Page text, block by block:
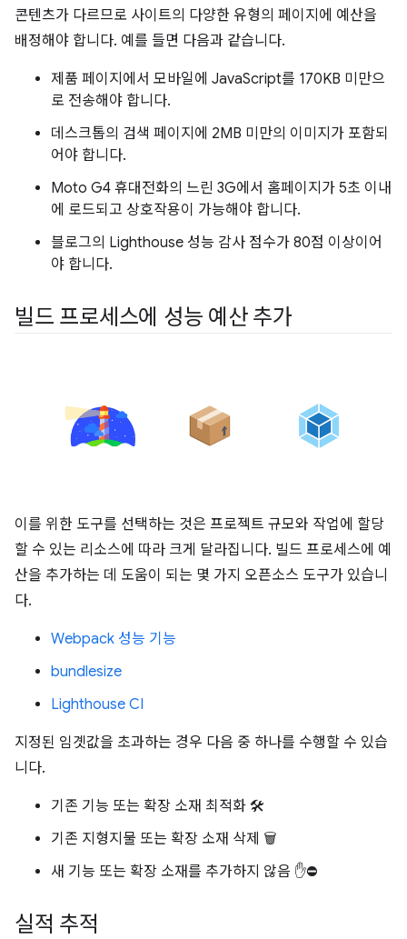
콘텐츠가 다르므로 사이트의 다양한 유형의 페이지에 예산을
배정해야 합니다. 예를 들면 다음과 같습니다.
제품 페이지에서 모바일에 JavaScript를 170KB 미만으
로 전송해야 합니다.
데스크톱의 검색 페이지에 2MB 미만의 이미지가 포함되
어야 합니다.
Moto G4 휴대전화의 느린 3G에서 홈페이지가 5초 이내
에 로드되고 상호작용이 가능해야 합니다.
블로그의 Lighthouse 성능 감사 점수가 80점 이상이어
야 합니다.
빌드 프로세스에 성능 예산 추가
이를 위한 도구를 선택하는 것은 프로젝트 규모와 작업에 할당
할 수 있는 리소스에 따라 크게 달라집니다. 빌드 프로세스에 예
산을 추가하는 데 도움이 되는 몇 가지 오픈소스 도구가 있습니
다.
Webpack 성능 기능
bundlesize
Lighthouse CI
지정된 임곗값을 초과하는 경우 다음 중 하나를 수행할 수 있습
니다.
기존 기능 또는 확장 소재 최적화 🛠️
기존 지형지물 또는 확장 소재 삭제 🗑️
새 기능 또는 확장 소재를 추가하지 않음 ✋⛔
실적 추적